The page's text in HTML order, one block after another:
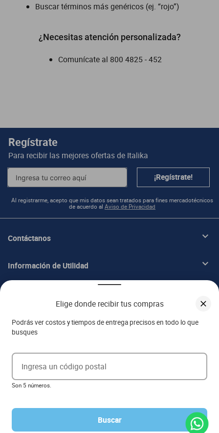
Elige donde recibir tus compras
Podrás ver costos y tiempos de entrega precisos en todo lo que
busques
Ingresa un código postal
Son 5 números.
Buscar
Buscar términos más genéricos (ej. “rojo”)
¿Necesitas atención personalizada?
Comunícate al 800 4825 - 452
Regístrate
Para recibir las mejores ofertas de Italika
¡Regístrate!
Al registrarme, acepto que mis datos sean tratados para fines mercadotécnicos
de acuerdo al Aviso de Privacidad
Contáctanos
Información de Utilidad
Acerca de ITALIKA
Aviso de privacidad
Ejerce tus derechos ARCO
Términos y condiciones
Las promociones dewww.italika.mxpueden diferir de las promociones publicadas en tienda. El
formato de los precios puede verse afectado por las configuraciones y diferencia de navegadores
Derechos reservados 2023 Grupo Italika
dm 300